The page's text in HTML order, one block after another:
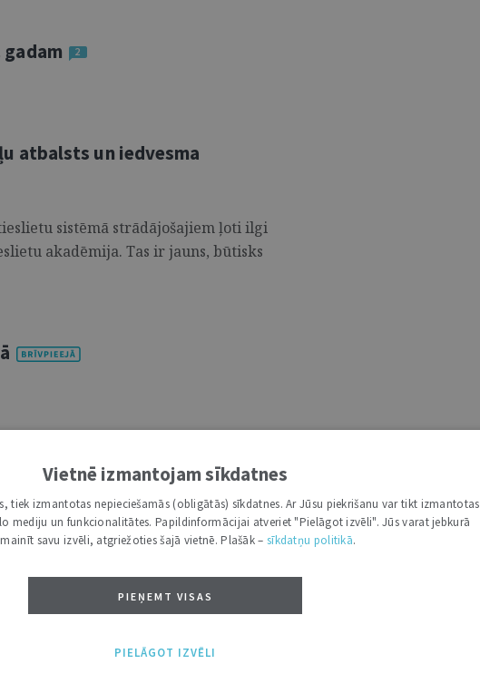
2
atbalsts un iedvesma
sistēmā strādājošajiem ļoti ilgi
akadēmija. Tas ir jauns, būtisks
jomām. Jau sākotnēji cilvēkiem
un regulēt indivīdu savstarpējo
...
koncepts skaidrs, bet kā to
Vietnē izmantojam sīkdatnes
tiek izmantotas nepieciešamās (obligātās) sīkdatnes. Ar Jūsu piekrišanu var tikt izmantotas
mediju un funkcionalitātes. Papildinformācijai atveriet "Pielāgot izvēli". Jūs varat jebkurā
savu izvēli, atgriežoties šajā vietnē. Plašāk – sīkdatņu politikā.
PIEŅEMT VISAS
PIELĀGOT IZVĒLI